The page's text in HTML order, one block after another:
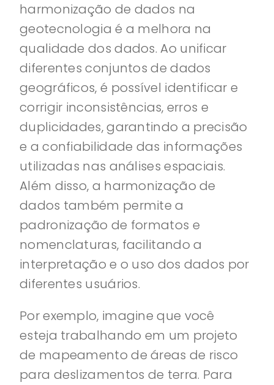
harmonização de dados na
geotecnologia é a melhora na
qualidade dos dados. Ao unificar
diferentes conjuntos de dados
geográficos, é possível identificar e
corrigir inconsistências, erros e
duplicidades, garantindo a precisão
e a confiabilidade das informações
utilizadas nas análises espaciais.
Além disso, a harmonização de
dados também permite a
padronização de formatos e
nomenclaturas, facilitando a
interpretação e o uso dos dados por
diferentes usuários.
Por exemplo, imagine que você
esteja trabalhando em um projeto
de mapeamento de áreas de risco
para deslizamentos de terra. Para